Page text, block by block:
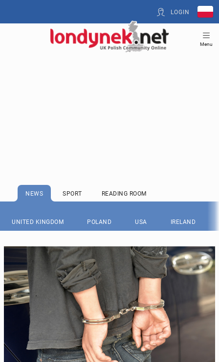
LOGIN
Menu
NEWS SPORT READING ROOM
UNITED KINGDOM POLAND USA IRELAND